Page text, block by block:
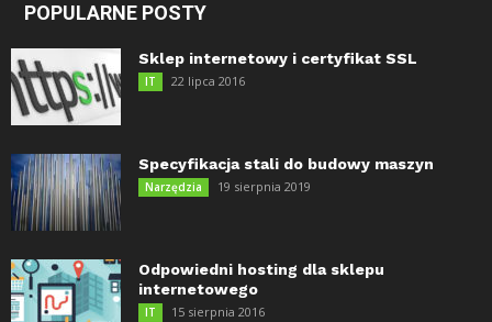
POPULARNE POSTY
Sklep internetowy i certyfikat SSL
IT 22 lipca 2016
Specyfikacja stali do budowy maszyn
Narzędzia 19 sierpnia 2019
Odpowiedni hosting dla sklepu
internetowego
IT 15 sierpnia 2016